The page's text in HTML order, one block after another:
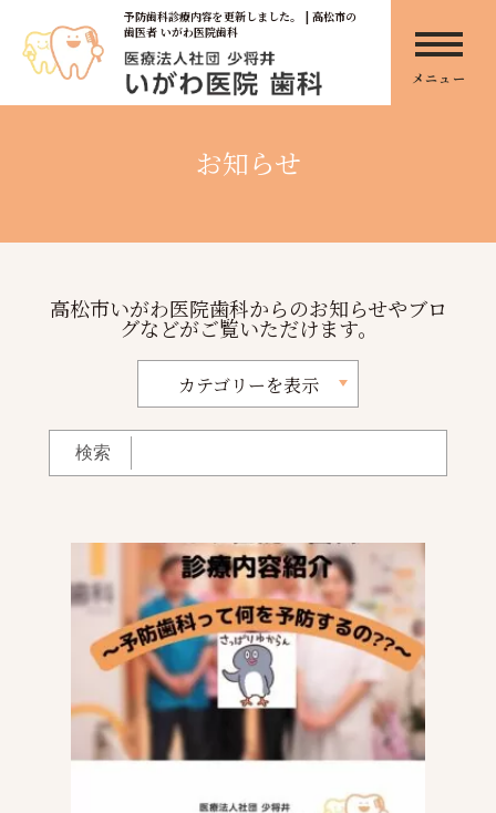
予防歯科診療内容を更新しました。 | 高松市の
歯医者 いがわ医院歯科
メニュー
お知らせ
高松市いがわ医院歯科からのお知らせやブロ
グなどがご覧いただけます。
カテゴリーを表示